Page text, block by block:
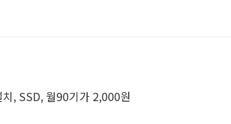
, SSD, 월90기가 2,000원